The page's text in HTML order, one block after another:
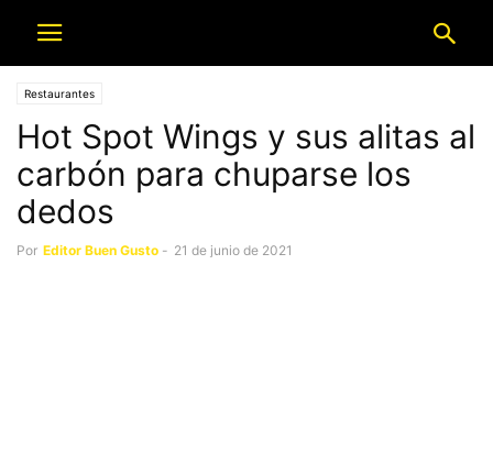
Restaurantes
Hot Spot Wings y sus alitas al
carbón para chuparse los
dedos
Por Editor Buen Gusto - 21 de junio de 2021